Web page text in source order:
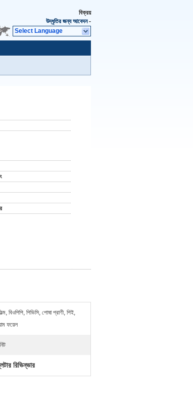
বিক্রয়
উদ্ধৃতির জন্য আবেদন-
Select Language
বিওপিপি, পিভিসি, পোষা প্রাণী, পিই,
ফয়েল
রিভিন্ভার